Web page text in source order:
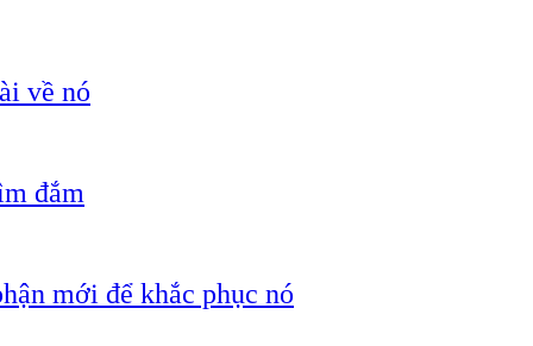
về nó
đắm
mới để khắc phục nó